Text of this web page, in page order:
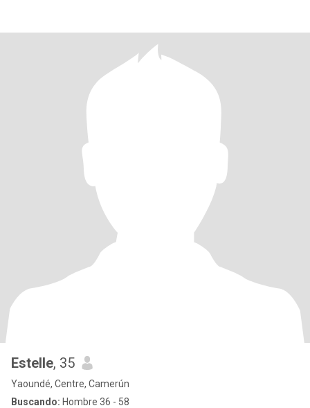
Estelle, 35
Yaoundé, Centre, Camerún
Buscando: Hombre 36 - 58